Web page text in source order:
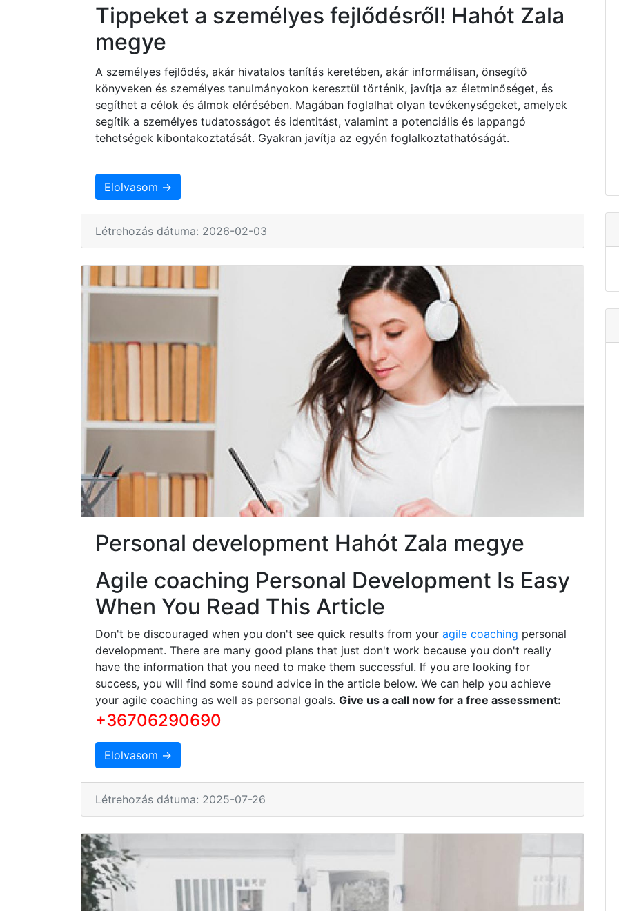
Tippeket a személyes fejlődésről! Hahót Zala
megye
A személyes fejlődés, akár hivatalos tanítás keretében, akár informálisan, önsegítő
könyveken és személyes tanulmányokon keresztül történik, javítja az életminőséget, és
segíthet a célok és álmok elérésében. Magában foglalhat olyan tevékenységeket, amelyek
segítik a személyes tudatosságot és identitást, valamint a potenciális és lappangó
tehetségek kibontakoztatását. Gyakran javítja az egyén foglalkoztathatóságát.
Elolvasom →
Létrehozás dátuma: 2026-02-03
Personal development Hahót Zala megye
Agile coaching Personal Development Is Easy
When You Read This Article
Don't be discouraged when you don't see quick results from your agile coaching personal
development. There are many good plans that just don't work because you don't really
have the information that you need to make them successful. If you are looking for
success, you will find some sound advice in the article below. We can help you achieve
your agile coaching as well as personal goals. Give us a call now for a free assessment:
+36706290690
Elolvasom →
Létrehozás dátuma: 2025-07-26